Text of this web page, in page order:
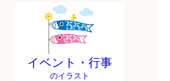
イベント・行事
のイラスト